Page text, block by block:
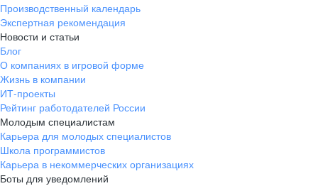
Производственный календарь
Экспертная рекомендация
Новости и статьи
Блог
О компаниях в игровой форме
Жизнь в компании
ИТ-проекты
Рейтинг работодателей России
Молодым специалистам
Карьера для молодых специалистов
Школа программистов
Карьера в некоммерческих организациях
Боты для уведомлений